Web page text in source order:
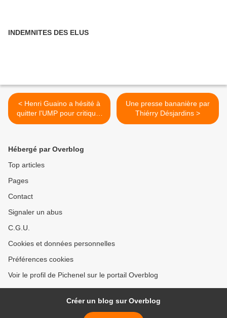
INDEMNITES DES ELUS
< Henri Guaino a hésité à
quitter l'UMP pour critiquer
"les petites combinaisons
Une presse bananière par
Thiérry Désjardins >
Hébergé par Overblog
Top articles
Pages
Contact
Signaler un abus
C.G.U.
Cookies et données personnelles
Préférences cookies
Voir le profil de Pichenel sur le portail Overblog
Créer un blog sur Overblog